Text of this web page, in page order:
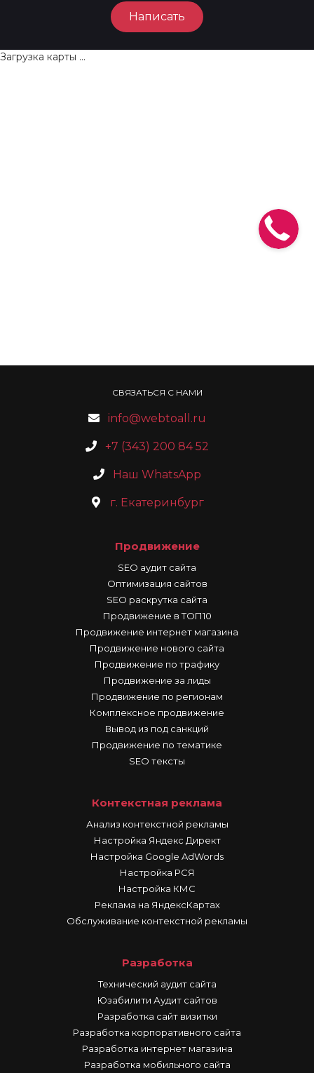
Написать
Загрузка карты ...
СВЯЗАТЬСЯ С НАМИ
info@webtoall.ru
+7 (343) 200 84 52
Наш WhatsApp
г. Екатеринбург
Продвижение
SEO аудит сайта
Оптимизация сайтов
SEO раскрутка сайта
Продвижение в ТОП10
Продвижение интернет магазина
Продвижение нового сайта
Продвижение по трафику
Продвижение за лиды
Продвижение по регионам
Комплексное продвижение
Вывод из под санкций
Продвижение по тематике
SEO тексты
Контекстная реклама
Анализ контекстной рекламы
Настройка Яндекс Директ
Настройка Google AdWords
Настройка РСЯ
Настройка КМС
Реклама на ЯндексКартах
Обслуживание контекстной рекламы
Разработка
Технический аудит сайта
Юзабилити Аудит сайтов
Разработка сайт визитки
Разработка корпоративного сайта
Разработка интернет магазина
Разработка мобильного сайта